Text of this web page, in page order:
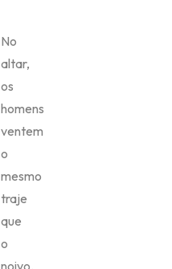
No
altar,
os
homens
ventem
o
mesmo
traje
que
o